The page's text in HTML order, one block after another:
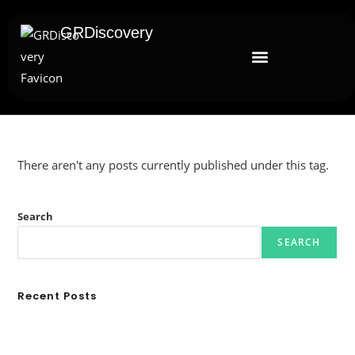
GRDiscovery
There aren't any posts currently published under this tag.
Search
SEARCH
Recent Posts